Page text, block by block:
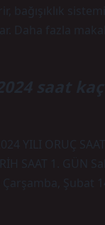
bağışıklık
Daha fazla
2024 saat
YILI ORUÇ
SAAT 1. GÜN
Çarşamba, Şubat